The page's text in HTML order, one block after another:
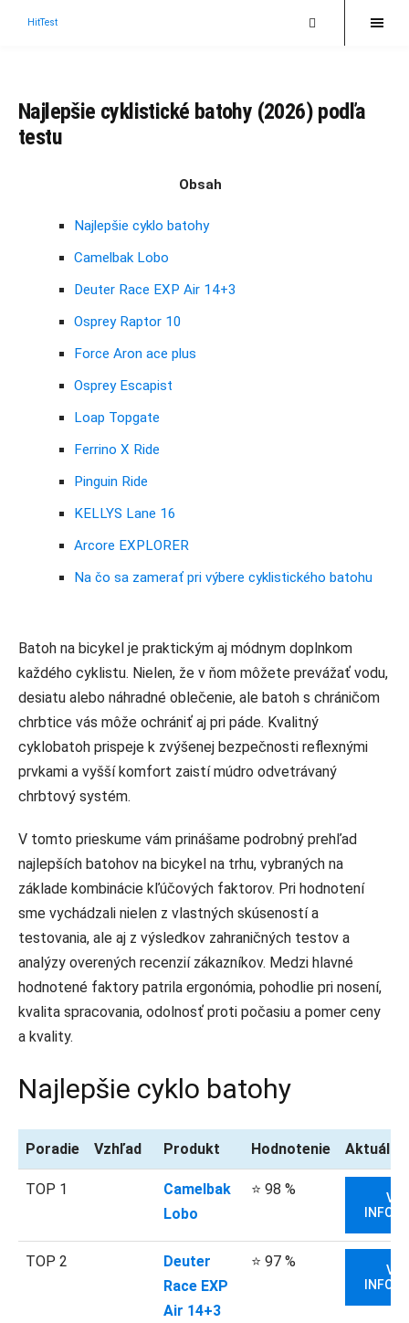
HitTest
Najlepšie cyklistické batohy (2026) podľa
testu
Obsah
Najlepšie cyklo batohy
Camelbak Lobo
Deuter Race EXP Air 14+3
Osprey Raptor 10
Force Aron ace plus
Osprey Escapist
Loap Topgate
Ferrino X Ride
Pinguin Ride
KELLYS Lane 16
Arcore EXPLORER
Na čo sa zamerať pri výbere cyklistického batohu
Batoh na bicykel je praktickým aj módnym doplnkom
každého cyklistu. Nielen, že v ňom môžete prevážať vodu,
desiatu alebo náhradné oblečenie, ale batoh s chráničom
chrbtice vás môže ochrániť aj pri páde. Kvalitný
cyklobatoh prispeje k zvýšenej bezpečnosti reflexnými
prvkami a vyšší komfort zaistí múdro odvetrávaný
chrbtový systém.
V tomto prieskume vám prinášame podrobný prehľad
najlepších batohov na bicykel na trhu, vybraných na
základe kombinácie kľúčových faktorov. Pri hodnotení
sme vychádzali nielen z vlastných skúseností a
testovania, ale aj z výsledkov zahraničných testov a
analýzy overených recenzií zákazníkov. Medzi hlavné
hodnotené faktory patrila ergonómia, pohodlie pri nosení,
kvalita spracovania, odolnosť proti počasiu a pomer ceny
a kvality.
Najlepšie cyklo batohy
Poradie Vzhľad Produkt Hodnotenie Aktuálna
TOP 1
Camelbak
Lobo
⭐ 98 %
TOP 2
Deuter
Race EXP
Air 14+3
⭐ 97 %